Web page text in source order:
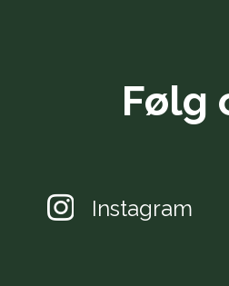
Følg
Instagram